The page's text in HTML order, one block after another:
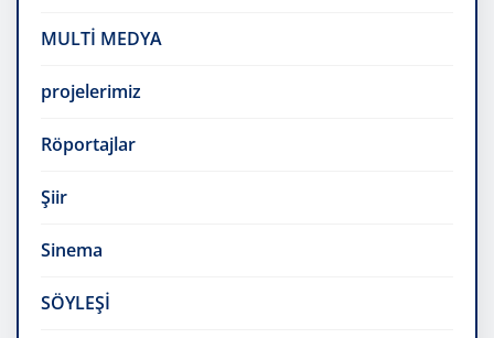
MULTİ MEDYA
projelerimiz
Röportajlar
Şiir
Sinema
SÖYLEŞİ